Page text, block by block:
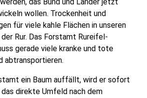
wollen. Trockenheit und
für viele kahle Flächen in unseren
Rur. Das Forstamt Rureifel-
gerade viele kranke und tote
abtransportieren.
ein Baum auffällt, wird er sofort
direkte Umfeld nach dem